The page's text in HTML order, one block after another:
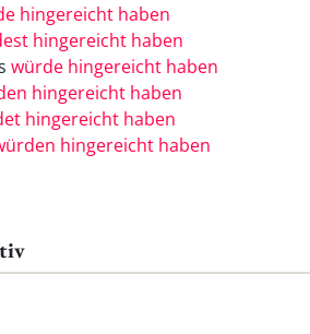
hingereicht haben
hingereicht haben
würde hingereicht haben
hingereicht haben
hingereicht haben
hingereicht haben